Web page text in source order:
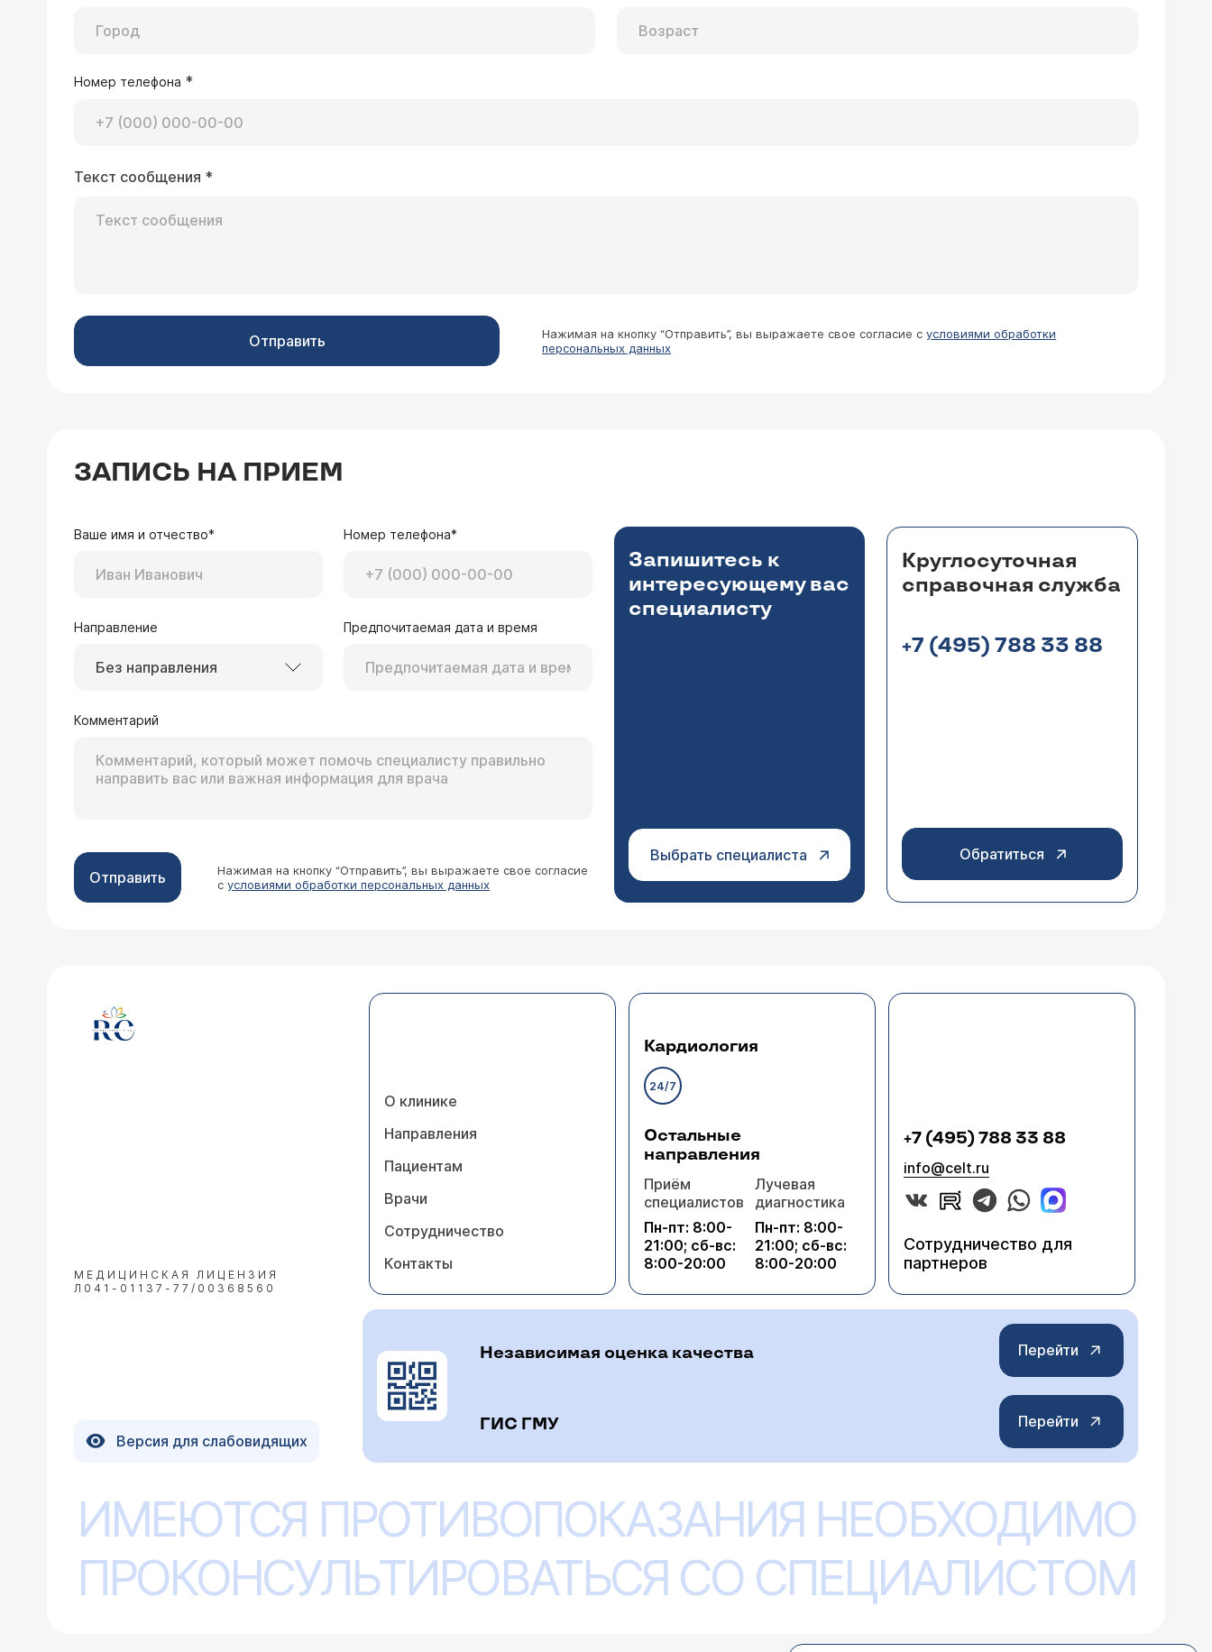
Номер телефона *
Текст сообщения *
Отправить Нажимая на кнопку “Отправить”, вы выражаете свое согласие сусловиями обработки
персональных данных
ЗАПИСЬ НА ПРИЕМ
Ваше имя и отчество* Номер телефона*
Направление
Без направления
Предпочитаемая дата и время
Комментарий
Отправить
Нажимая на кнопку “Отправить”, вы выражаете свое согласие
с условиями обработки персональных данных
Запишитесь к
интересующему вас
специалисту
Выбрать специалиста
Круглосуточная
справочная служба
+7 (495) 788 33 88
Обратиться
МЕДИЦИНСКАЯ ЛИЦЕНЗИЯ
Л041-01137-77/00368560
О клинике
Направления
Пациентам
Врачи
Сотрудничество
Контакты
Кардиология
24/7
Остальные
направления
Приём
специалистов
Пн-пт: 8:00-
21:00; сб-вс:
8:00-20:00
Лучевая
диагностика
Пн-пт: 8:00-
21:00; сб-вс:
8:00-20:00
+7 (495) 788 33 88
info@celt.ru
Сотрудничество для
партнеров
Версия для слабовидящих
Независимая оценка качества Перейти
ГИС ГМУ Перейти
ИМЕЮТСЯ ПРОТИВОПОКАЗАНИЯ НЕОБХОДИМО
ПРОКОНСУЛЬТИРОВАТЬСЯ СО СПЕЦИАЛИСТОМ